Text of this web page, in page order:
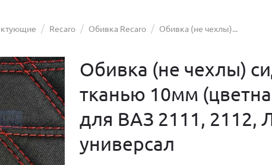
Recaro Обивка Recaro Обивка (не чехлы)...
Обивка (не чехлы)
тканью 10мм
для ВАЗ 2111, 2112,
универсал